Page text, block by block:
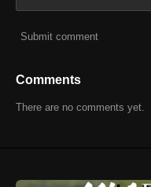
Submit comment
Comments
There are no comments yet.